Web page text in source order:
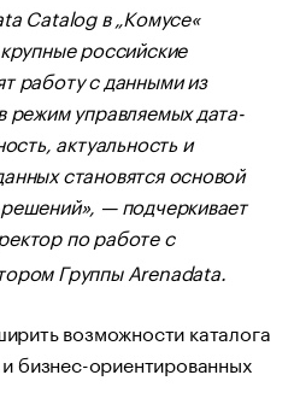
Catalog в „Комусе«
российские
работу с данными из
режим управляемых дата-
актуальность и
становятся основой
— подчеркивает
по работе с
Группы Arenadata.
возможности каталога
бизнес-ориентированных